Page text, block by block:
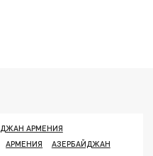
АРМЕНИЯ
АРМЕНИЯ АЗЕРБАЙДЖАН